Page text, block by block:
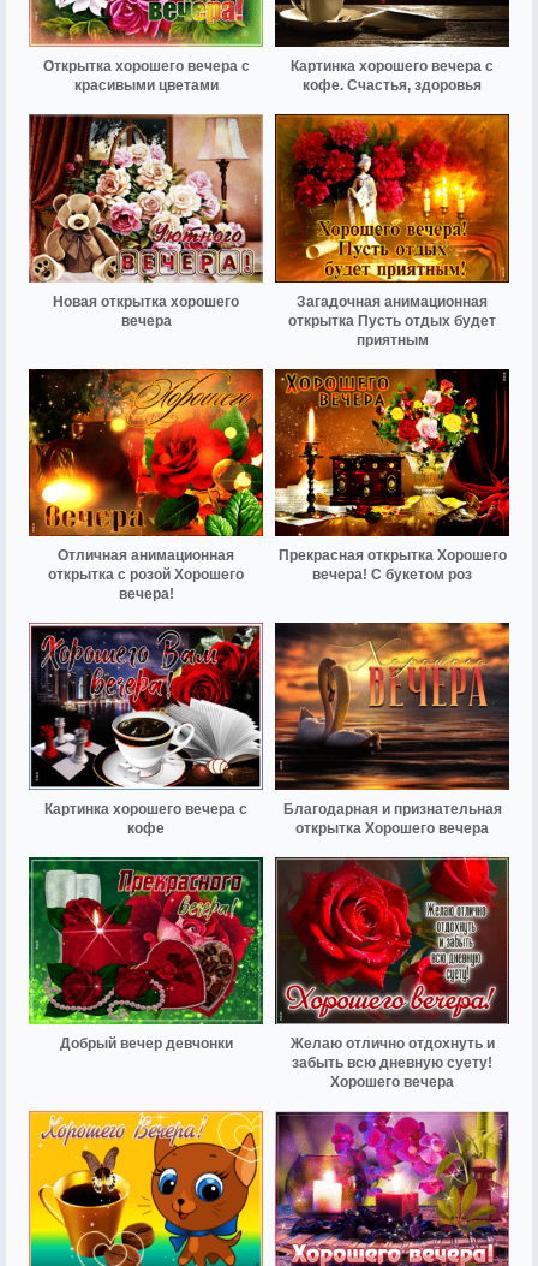
Открытка хорошего вечера с
красивыми цветами
Картинка хорошего вечера с
кофе. Счастья, здоровья
Новая открытка хорошего
вечера
Загадочная анимационная
открытка Пусть отдых будет
приятным
Отличная анимационная
открытка с розой Хорошего
вечера!
Прекрасная открытка Хорошего
вечера! С букетом роз
Картинка хорошего вечера с
кофе
Благодарная и признательная
открытка Хорошего вечера
Добрый вечер девчонки
Желаю отлично отдохнуть и
забыть всю дневную суету!
Хорошего вечера